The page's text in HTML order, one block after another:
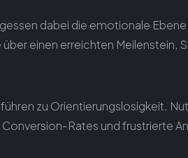
dabei die emotionale
über einen erreichten
zu Orientierungslosigkeit.
Rates und frustrierte